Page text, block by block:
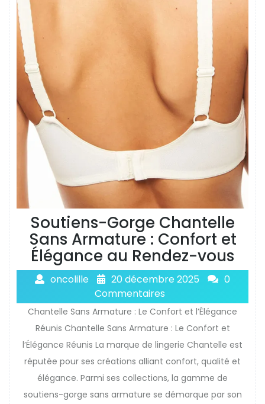
Soutiens-Gorge Chantelle
Sans Armature : Confort et
Élégance au Rendez-vous
oncolille 20 décembre 2025
0
Commentaires
Chantelle Sans Armature : Le Confort et l’Élégance
Réunis Chantelle Sans Armature : Le Confort et
l’Élégance Réunis La marque de lingerie Chantelle est
réputée pour ses créations alliant confort, qualité et
élégance. Parmi ses collections, la gamme de
soutiens-gorge sans armature se démarque par son